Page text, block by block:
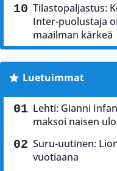
Tilastopaljastus:
Inter-puolustaja
maailman kärkeä
Luetuimmat
Lehti: Gianni
maksoi naisen
Suru-uutinen:
vuotiaana